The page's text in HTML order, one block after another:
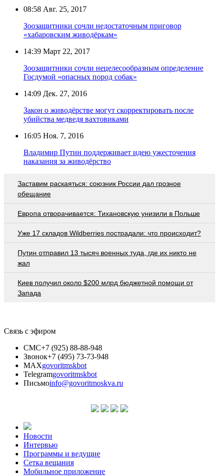
08:58 Авг. 25, 2017
Зоозащитники сочли недостаточным приговор
«хабаровским живодёркам»
14:39 Март 22, 2017
Зоозащитники сочли нецелесообразным определение
Госдумой «опасных пород собак»
14:09 Дек. 27, 2016
Закон о живодёрстве могут скорректировать после
убийства медведя вахтовиками
16:05 Ноя. 7, 2016
Владимир Путин поддерживает идею ужесточения
наказания за живодёрство
Заставим раскаяться: союзник России дал грозное
обещание
Европа отворачивается: Тихановскую унизили в Польше
Уже 17 складов Wildberries пострадали: что происходит?
Путин отправил 13 тысяч военных туда, где их никто не
жал
Киев получил около $200 млрд бюджетной помощи от
Запада
Связь с эфиром
СМС+7 (925) 88-88-948
Звонок+7 (495) 73-73-948
MAXgovoritmskbot
Telegramgovoritmskbot
Письмоinfo@govoritmoskva.ru
Новости
Интервью
Программы и ведущие
Сетка вещания
Мобильное приложение